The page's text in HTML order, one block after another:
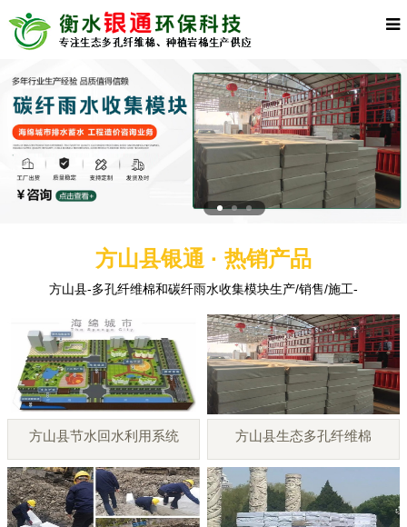
方山县银通 · 热销产品
方山县-多孔纤维棉和碳纤雨水收集模块生产/销售/施工-
方山县节水回水利用系统 方山县生态多孔纤维棉